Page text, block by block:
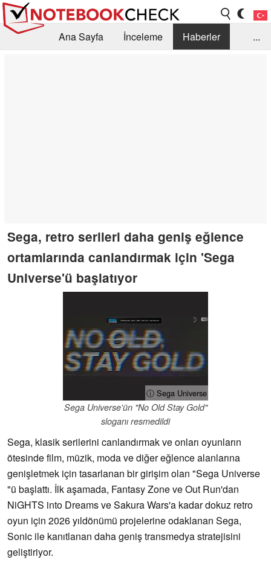
Ana Sayfa İnceleme
Haberler
...
Sega, retro serileri daha geniş eğlence
ortamlarında canlandırmak için 'Sega
Universe'ü başlatıyor
ⓘ Sega Universe
Sega Universe'ün "No Old Stay Gold"
sloganı resmedildi
Sega, klasik serilerini canlandırmak ve onları oyunların
ötesinde film, müzik, moda ve diğer eğlence alanlarına
genişletmek için tasarlanan bir girişim olan "Sega Universe
"ü başlattı. İlk aşamada, Fantasy Zone ve Out Run'dan
NiGHTS into Dreams ve Sakura Wars'a kadar dokuz retro
oyun için 2026 yıldönümü projelerine odaklanan Sega,
Sonic ile kanıtlanan daha geniş transmedya stratejisini
geliştiriyor.